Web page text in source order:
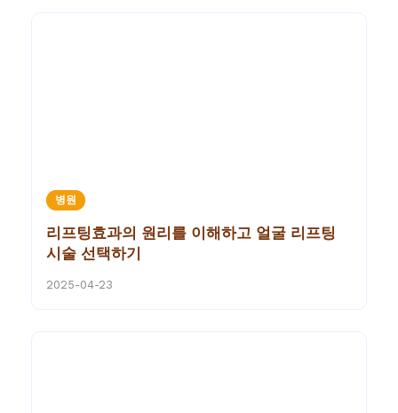
병원
리프팅효과의 원리를 이해하고 얼굴 리프팅
시술 선택하기
2025-04-23